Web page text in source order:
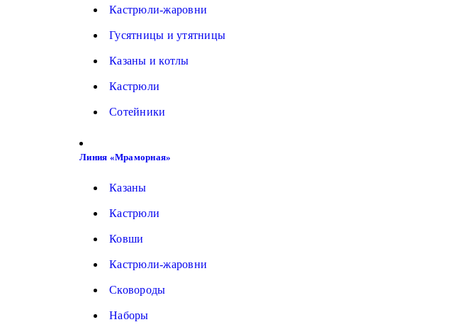
Кастрюли-жаровни
Гусятницы и утятницы
Казаны и котлы
Кастрюли
Сотейники
Линия «Мраморная»
Казаны
Кастрюли
Ковши
Кастрюли-жаровни
Сковороды
Наборы